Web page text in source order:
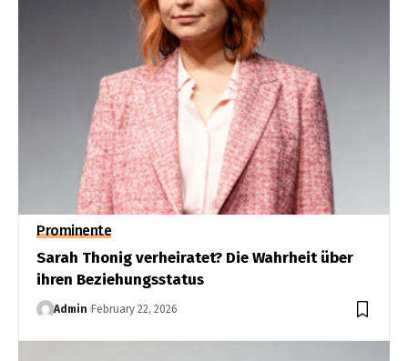
Prominente
Sarah Thonig verheiratet? Die Wahrheit über
ihren Beziehungsstatus
Admin February 22, 2026